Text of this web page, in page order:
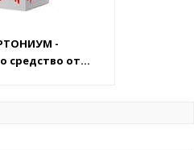
-
средство от...